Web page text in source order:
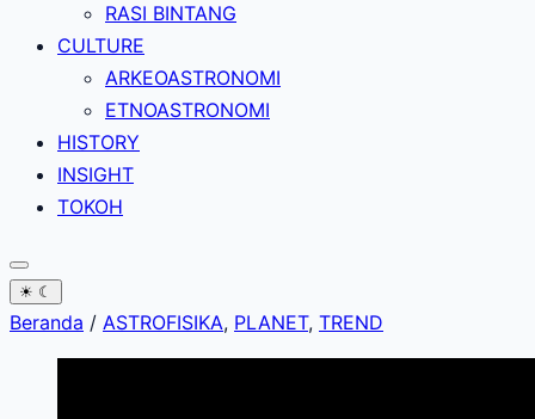
RASI BINTANG
CULTURE
ARKEOASTRONOMI
ETNOASTRONOMI
HISTORY
INSIGHT
TOKOH
☀ ☾
Beranda / ASTROFISIKA, PLANET, TREND